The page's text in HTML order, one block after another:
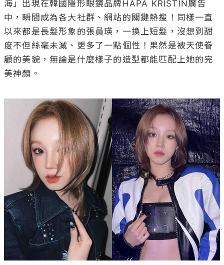
海」出現在韓國隱形眼鏡品牌HAPA KRISTIN廣告
中，瞬間成為各大社群、網站的關鍵熱搜！同樣一直
以來都是長髮形象的張員瑛，一換上短髮，沒想到甜
度不但絲毫未減、更多了一點個性！果然是被天使眷
顧的美貌，無論是什麼樣子的造型都能匹配上她的完
美神顏。